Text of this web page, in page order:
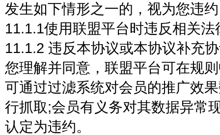
发生如下情形之一的，视为您违
11.1.1使用联盟平台时违反相关
11.1.2 违反本协议或本协议补充
您理解并同意，联盟平台可在规
可通过过滤系统对会员的推广效
行抓取;会员有义务对其数据异常
认定为违约。